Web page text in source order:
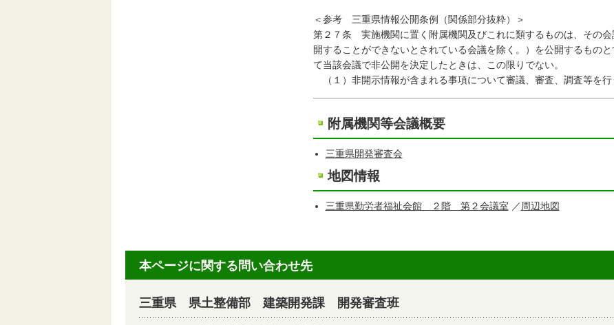
＜参考 三重県情報公開条例（関係部分抜粋）＞
第２７条 実施機関に置く附属機関及びこれに類するものは、その
開することができないとされている会議を除く。）を公開するもの
て当該会議で非公開を決定したときは、この限りでない。
（１）非開示情報が含まれる事項について審議、審査、調査等を
附属機関等会議概要
三重県開発審査会
地図情報
三重県勤労者福祉会館 ２階 第２会議室 ／ 周辺地図
本ページに関する問い合わせ先
三重県 県土整備部 建築開発課 開発審査班